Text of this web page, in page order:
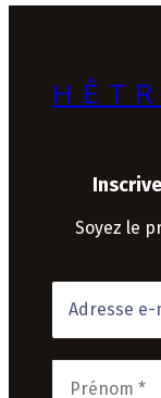
Soyez le